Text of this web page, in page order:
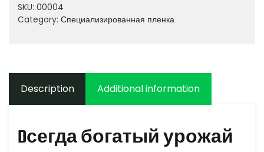
SKU: 00004
Category: Специализированная пленка
Description Additional information
Dсегда богатый урожай